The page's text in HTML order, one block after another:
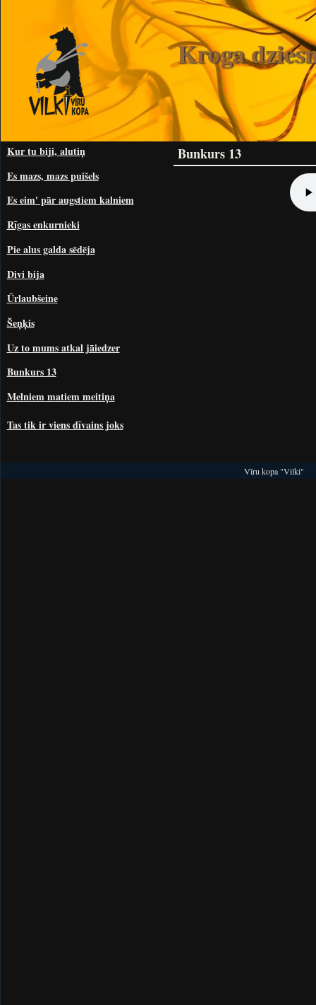
Kroga
Kur tu biji, alutiņ
Es mazs, mazs puišels
Es eim' pār augstiem kalniem
Rīgas enkurnieki
Pie alus galda sēdēja
Divi bija
Ūrlaubšeine
Šeņķis
Uz to mums atkal jāiedzer
Bunkurs 13
Melniem matiem meitiņa
Tas tik ir viens dīvains joks
Bunkurs 13
Vīru kopa "Vilki"